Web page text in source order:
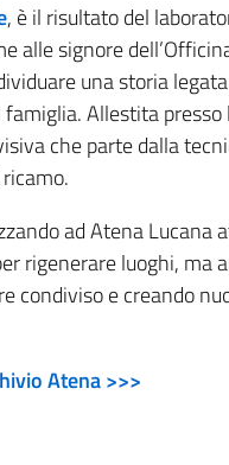
, è il risultato del
alle signore
una storia
Allestita presso
che parte dalla
ad Atena
rigenerare luoghi, ma
condiviso e creando
Atena >>>